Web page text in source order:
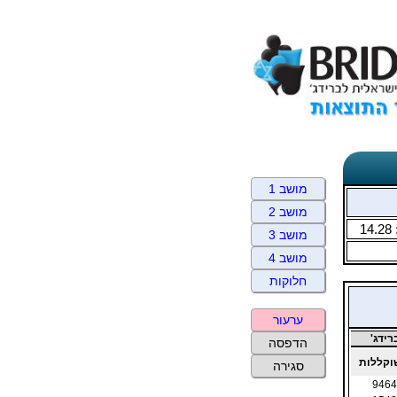
14.28
9464
מושב 1
מושב 2
מושב 3
מושב 4
חלוקות
ערעור
הדפסה
סגירה